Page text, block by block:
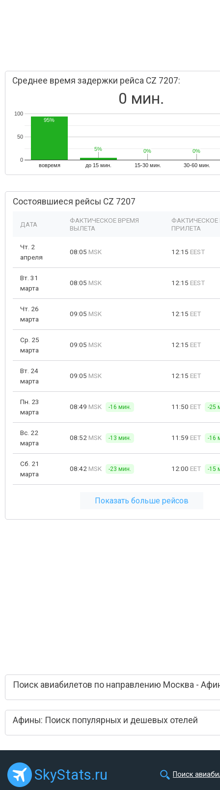
Среднее время задержки рейса CZ 7207:
0 мин.
вовремя до 15 мин. 15-30 мин. 30-60 мин.
0
50
100
95%
5%
5% 0%
0% 0%
0%
Состоявшиеся рейсы CZ 7207
ДАТА
ФАКТИЧЕСКОЕ ВРЕМЯ
ВЫЛЕТА
ФАКТИЧЕСКОЕ
ПРИЛЕТА
Чт. 2
апреля
08:05 MSK 12:15 EEST
Вт. 31
марта
08:05 MSK 12:15 EEST
Чт. 26
марта
09:05 MSK 12:15 EET
Ср. 25
марта
09:05 MSK 12:15 EET
Вт. 24
марта
09:05 MSK 12:15 EET
Пн. 23
марта
08:49 MSK -16 мин. 11:50 EET -25
Вс. 22
марта
08:52 MSK -13 мин. 11:59 EET -16
Сб. 21
марта
08:42 MSK -23 мин. 12:00 EET -15
Показать больше рейсов
Поиск авиабилетов по направлению Москва -
Афины: Поиск популярных и дешевых отелей
SkyStats.ru Поиск